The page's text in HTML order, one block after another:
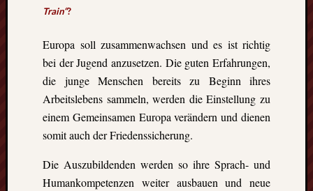
Train“?
Europa soll zusammenwachsen und es ist richtig
bei der Jugend anzusetzen. Die guten Erfahrungen,
die junge Menschen bereits zu Beginn ihres
Arbeitslebens sammeln, werden die Einstellung zu
einem Gemeinsamen Europa verändern und dienen
somit auch der Friedenssicherung.
Die Auszubildenden werden so ihre Sprach- und
Humankompetenzen weiter ausbauen und neue